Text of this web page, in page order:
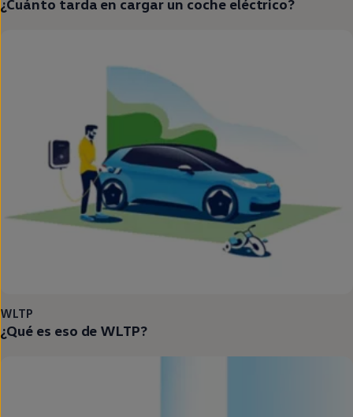
¿Cuánto tarda en cargar un coche eléctrico?
WLTP
¿Qué es eso de WLTP?